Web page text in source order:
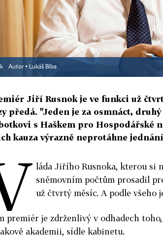
Autor ▪ Lukáš Bíba
Jiří Rusnok je ve funkci už
předá. "Jeden je za osmnáct,
s Haškem pro Hospodářské
kauza výrazně neprotáhne
láda Jiřího Rusnoka, kterou si
sněmovním počtům prosadil
už čtvrtý měsíc. A podle všeho
premiér je zdrženlivý v odhadech
akademii, sídle kabinetu.